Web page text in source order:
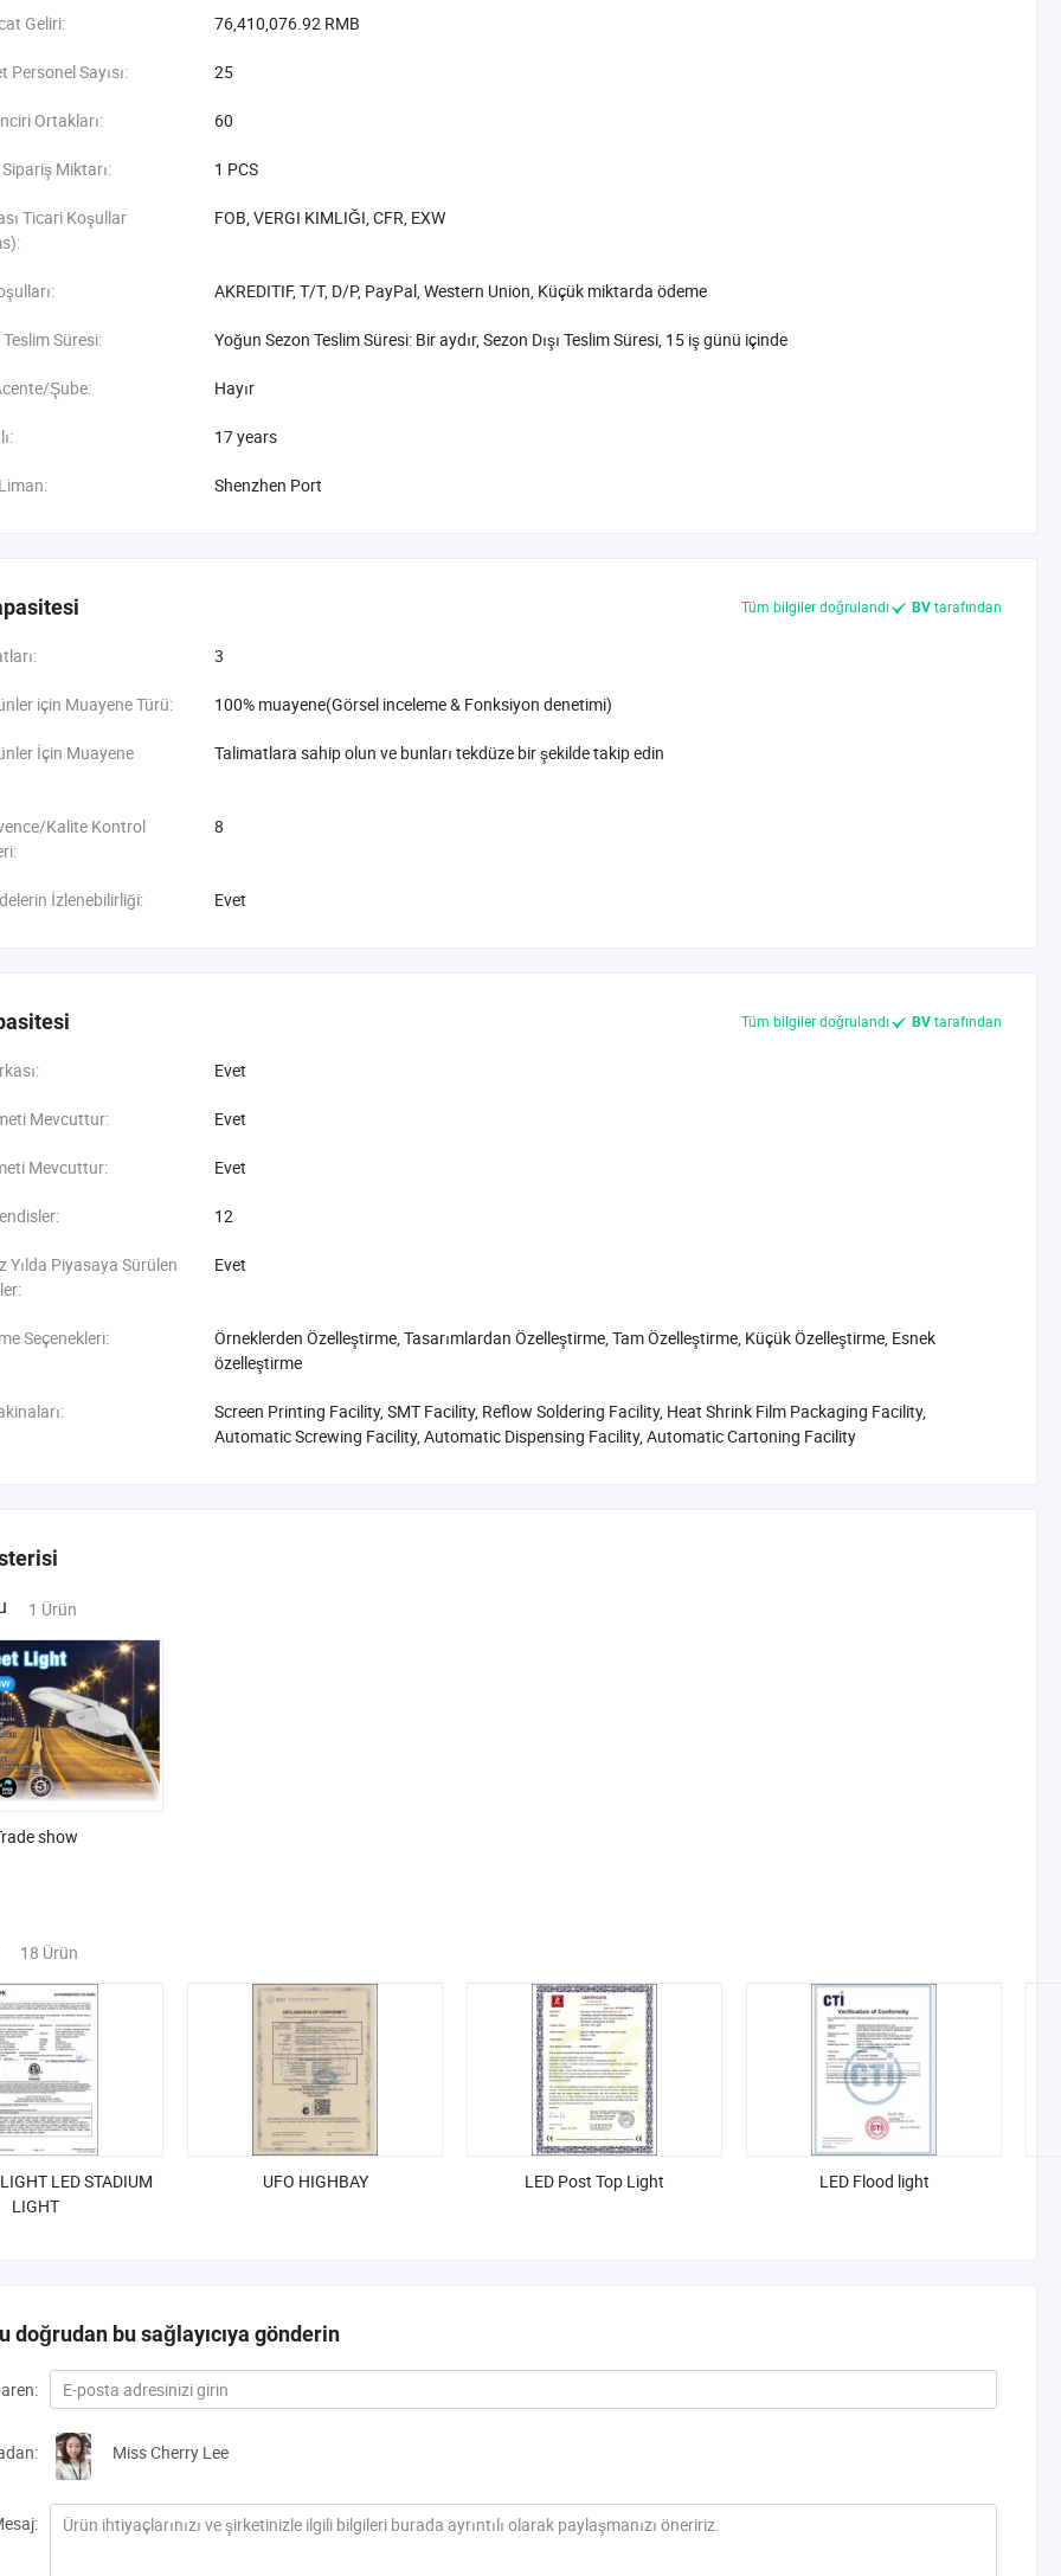
Geliri: 76,410,076.92 RMB
Personel Sayısı: 25
Ortakları: 60
Miktarı: 1 PCS
Ticari Koşullar
FOB, VERGI KIMLIĞI, CFR, EXW
AKREDITIF, T/T, D/P, PayPal, Western Union, Küçük miktarda ödeme
Süresi: Yoğun Sezon Teslim Süresi: Bir aydır, Sezon Dışı Teslim Süresi, 15 iş günü içinde
Şube: Hayır
17 years
Shenzhen Port
Tüm bilgiler doğrulandı BV tarafından
3
için Muayene Türü: 100% muayene(Görsel inceleme & Fonksiyon denetimi)
İçin Muayene
Talimatlara sahip olun ve bunları tekdüze bir şekilde takip edin
Kalite Kontrol
8
İzlenebilirliği: Evet
Tüm bilgiler doğrulandı BV tarafından
Evet
Mevcuttur: Evet
Mevcuttur: Evet
12
Yılda Piyasaya Sürülen
Evet
Seçenekleri:
Örneklerden Özelleştirme, Tasarımlardan Özelleştirme, Tam Özelleştirme, Küçük Özelleştirme, Esnek
özelleştirme
Screen Printing Facility, SMT Facility, Reflow Soldering Facility, Heat Shrink Film Packaging Facility,
Automatic Screwing Facility, Automatic Dispensing Facility, Automatic Cartoning Facility
1 Ürün
show
18 Ürün
LED STADIUM
LIGHT
UFO HIGHBAY LED Post Top Light LED Flood light
doğrudan bu sağlayıcıya gönderin
Miss Cherry Lee